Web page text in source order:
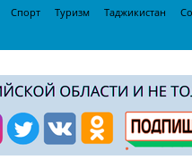
Спорт Туризм Таджикистан